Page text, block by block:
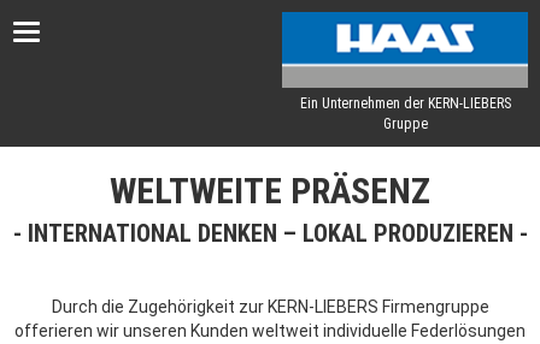
Toggle
Ein Unternehmen der KERN-LIEBERS
Gruppe
WELTWEITE PRÄSENZ
INTERNATIONAL DENKEN – LOKAL PRODUZIEREN
Durch die Zugehörigkeit zur KERN-LIEBERS Firmengruppe
offerieren wir unseren Kunden weltweit individuelle Federlösungen